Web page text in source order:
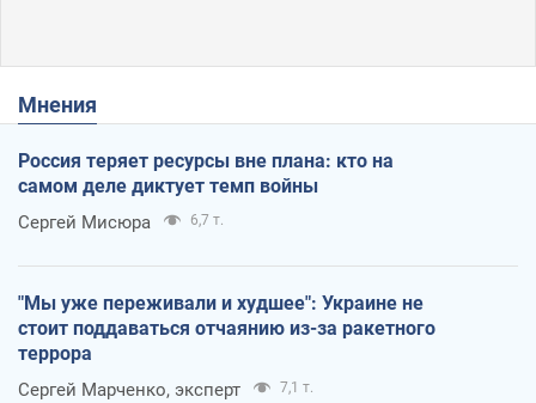
Мнения
Россия теряет ресурсы вне плана: кто на
самом деле диктует темп войны
Сергей Мисюра 6,7 т.
"Мы уже переживали и худшее": Украине не
стоит поддаваться отчаянию из-за ракетного
террора
Сергей Марченко, эксперт 7,1 т.